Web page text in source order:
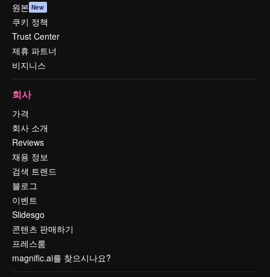
원본 New
쿠키 정책
Trust Center
제휴 파트너
비지니스
회사
가격
회사 소개
Reviews
채용 정보
검색 트렌드
블로그
이벤트
Slidesgo
콘텐츠 판매하기
프레스룸
magnific.ai를 찾으시나요?